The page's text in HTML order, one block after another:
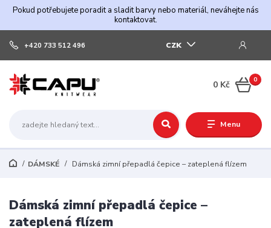
Pokud potřebujete poradit a sladit barvy nebo materiál, neváhejte nás
kontaktovat.
Menu
CZK
+420 733 512 496
0
0 Kč
DÁMSKÉ Dámská zimní přepadlá čepice – zateplená flízem
Dámská zimní přepadlá čepice –
zateplená flízem